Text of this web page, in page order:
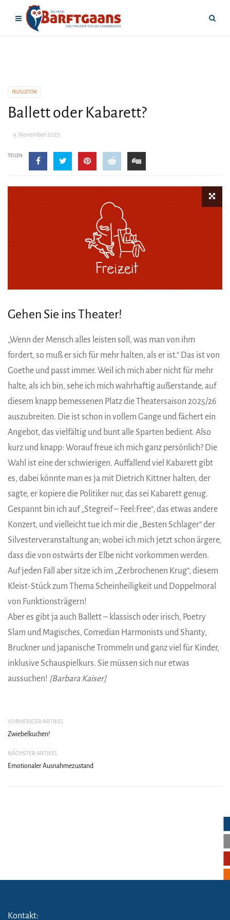
FEUILLETON
Ballett oder Kabarett?
9. November 2025
TEILEN
Gehen Sie ins Theater!
„Wenn der Mensch alles leisten soll, was man von ihm
fordert, so muß er sich für mehr halten, als er ist.“ Das ist von
Goethe und passt immer. Weil ich mich aber nicht für mehr
halte, als ich bin, sehe ich mich wahrhaftig außerstande, auf
diesem knapp bemessenen Platz die Theatersaison 2025/26
auszubreiten. Die ist schon in vollem Gange und fächert ein
Angebot, das vielfältig und bunt alle Sparten bedient. Also
kurz und knapp: Worauf freue ich mich ganz persönlich? Die
Wahl ist eine der schwierigen. Auffallend viel Kabarett gibt
es, dabei könnte man es ja mit Dietrich Kittner halten, der
sagte, er kopiere die Politiker nur, das sei Kabarett genug.
Gespannt bin ich auf „Stegreif – Feel:Free“, das etwas andere
Konzert, und vielleicht tue ich mir die „Besten Schlager“ der
Silvesterveranstaltung an; wobei ich mich jetzt schon ärgere,
dass die von ostwärts der Elbe nicht vorkommen werden.
Auf jeden Fall aber sitze ich im „Zerbrochenen Krug“, diesem
Kleist-Stück zum Thema Scheinheiligkeit und Doppelmoral
von Funktionsträgern!
Aber es gibt ja auch Ballett – klassisch oder irisch, Poetry
Slam und Magisches, Comedian Harmonists und Shanty,
Bruckner und japanische Trommeln und ganz viel für Kinder,
inklusive Schauspielkurs. Sie müssen sich nur etwas
aussuchen! [Barbara Kaiser]
VORHERIGER ARTIKEL
Zwiebelkuchen!
NÄCHSTER ARTIKEL
Emotionaler Ausnahmezustand
Kontakt: